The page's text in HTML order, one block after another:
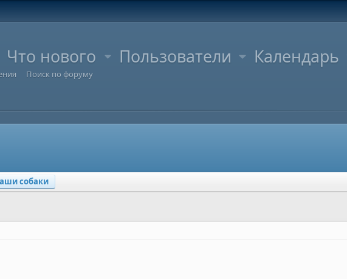
Что нового Пользователи Календарь
Поиск по форуму
собаки